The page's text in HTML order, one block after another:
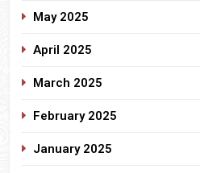
May 2025
April 2025
March 2025
February 2025
January 2025